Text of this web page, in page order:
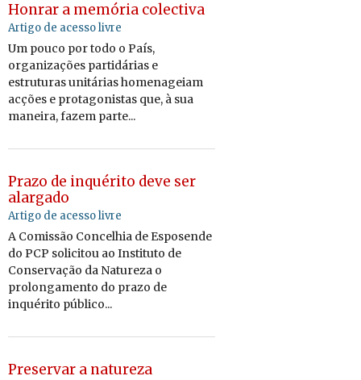
Honrar a memória colectiva
Artigo de acesso livre
Um pouco por todo o País,
organizações partidárias e
estruturas unitárias homenageiam
acções e protagonistas que, à sua
maneira, fazem parte...
Prazo de inquérito deve ser
alargado
Artigo de acesso livre
A Comissão Concelhia de Esposende
do PCP solicitou ao Instituto de
Conservação da Natureza o
prolongamento do prazo de
inquérito público...
Preservar a natureza